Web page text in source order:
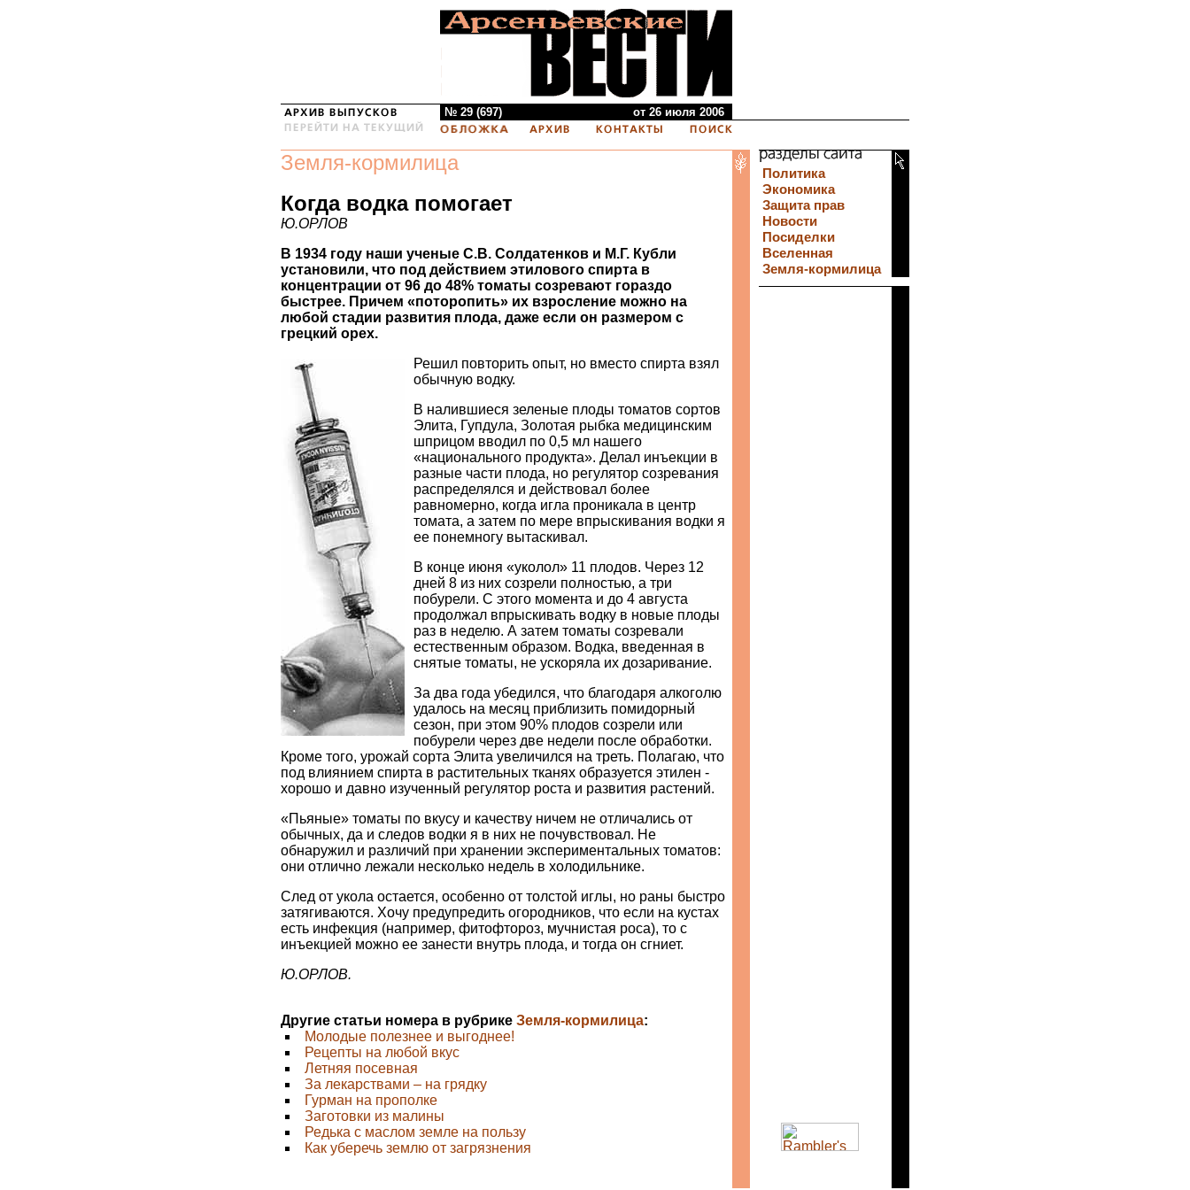
№ 29 (697) от 26 июля 2006
Земля-кормилица
Когда водка помогает
Ю.ОРЛОВ
В 1934 году наши ученые С.В. Солдатенков и М.Г. Кубли
установили, что под действием этилового спирта в
концентрации от 96 до 48% томаты созревают гораздо
быстрее. Причем «поторопить» их взросление можно на
любой стадии развития плода, даже если он размером с
грецкий орех.
Решил повторить опыт, но вместо спирта взял
обычную водку.
В налившиеся зеленые плоды томатов сортов
Элита, Гупдула, Золотая рыбка медицинским
шприцом вводил по 0,5 мл нашего
«национального продукта». Делал инъекции в
разные части плода, но регулятор созревания
распределялся и действовал более
равномерно, когда игла проникала в центр
томата, а затем по мере впрыскивания водки я
ее понемногу вытаскивал.
В конце июня «уколол» 11 плодов. Через 12
дней 8 из них созрели полностью, а три
побурели. С этого момента и до 4 августа
продолжал впрыскивать водку в новые плоды
раз в неделю. А затем томаты созревали
естественным образом. Водка, введенная в
снятые томаты, не ускоряла их дозаривание.
За два года убедился, что благодаря алкоголю
удалось на месяц приблизить помидорный
сезон, при этом 90% плодов созрели или
побурели через две недели после обработки.
Кроме того, урожай сорта Элита увеличился на треть. Полагаю, что
под влиянием спирта в растительных тканях образуется этилен -
хорошо и давно изученный регулятор роста и развития растений.
«Пьяные» томаты по вкусу и качеству ничем не отличались от
обычных, да и следов водки я в них не почувствовал. Не
обнаружил и различий при хранении экспериментальных томатов:
они отлично лежали несколько недель в холодильнике.
След от укола остается, особенно от толстой иглы, но раны быстро
затягиваются. Хочу предупредить огородников, что если на кустах
есть инфекция (например, фитофтороз, мучнистая роса), то с
инъекцией можно ее занести внутрь плода, и тогда он сгниет.
Ю.ОРЛОВ.
Другие статьи номера в рубрике Земля-кормилица:
Молодые полезнее и выгоднее!
Рецепты на любой вкус
Летняя посевная
За лекарствами – на грядку
Гурман на прополке
Заготовки из малины
Редька с маслом земле на пользу
Как уберечь землю от загрязнения
Политика
Экономика
Защита прав
Новости
Посиделки
Вселенная
Земля-кормилица